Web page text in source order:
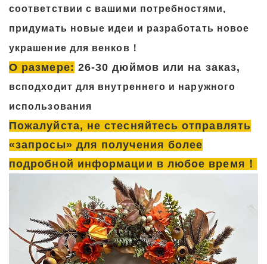
соответствии с вашими потребностями,
придумать новые идеи и разработать новое
украшение для венков！
О размере: 26-30 дюймов или на заказ,
всподходит для внутреннего и наружного
использования
Пожалуйста, не стесняйтесь отправлять
«запросы» для получения более
подробной информации в любое время！